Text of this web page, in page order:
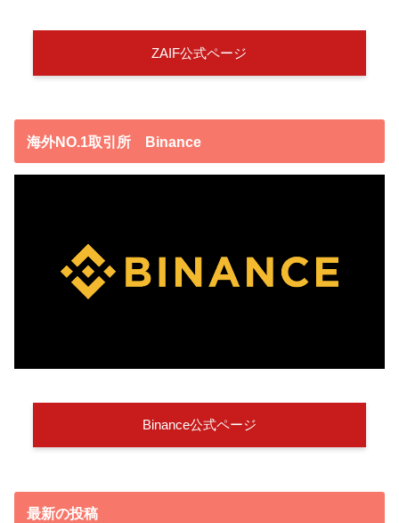
ZAIF公式ページ
海外NO.1取引所 Binance
Binance公式ページ
最新の投稿